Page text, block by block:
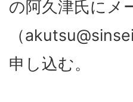
の阿久津氏にメ
（
申し込む。